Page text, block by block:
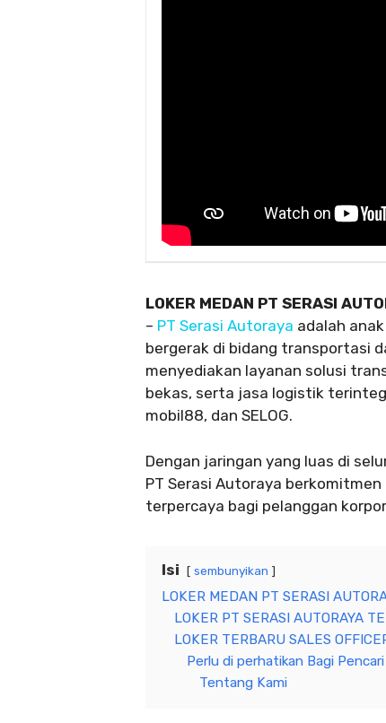
LOKER MEDAN PT SERASI
– PT Serasi Autoraya adalah
bergerak di bidang transportasi
menyediakan layanan solusi
bekas, serta jasa logistik
mobil88, dan SELOG.
Dengan jaringan yang luas di
PT Serasi Autoraya
terpercaya bagi pelanggan
Isi sembunyikan
LOKER MEDAN PT SERASI
LOKER PT SERASI AUTORAYA
LOKER TERBARU SALES
Perlu di perhatikan Bagi
Tentang Kami